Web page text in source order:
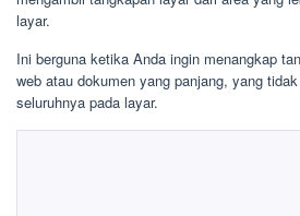
layar.
Ini berguna ketika Anda ingin menangkap
web atau dokumen yang panjang, yang
seluruhnya pada layar.